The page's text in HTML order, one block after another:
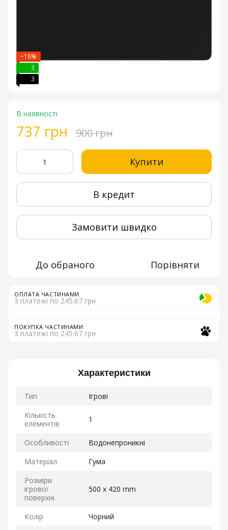
−18%
3
3
В наявності
737 грн 900 грн
Купити
В кредит
Замовити швидко
До обраного Порівняти
ОПЛАТА ЧАСТИНАМИ
3 платежі по 245.67 грн
ПОКУПКА ЧАСТИНАМИ
3 платежі по 245.67 грн
Характеристики
Тип
Ігрові
Кількість
елементів
1
Особливості
Водонепроникні
Матеріал
Гума
Розміри
ігрової
поверхні
500 x 420 mm
Колір
Чорний